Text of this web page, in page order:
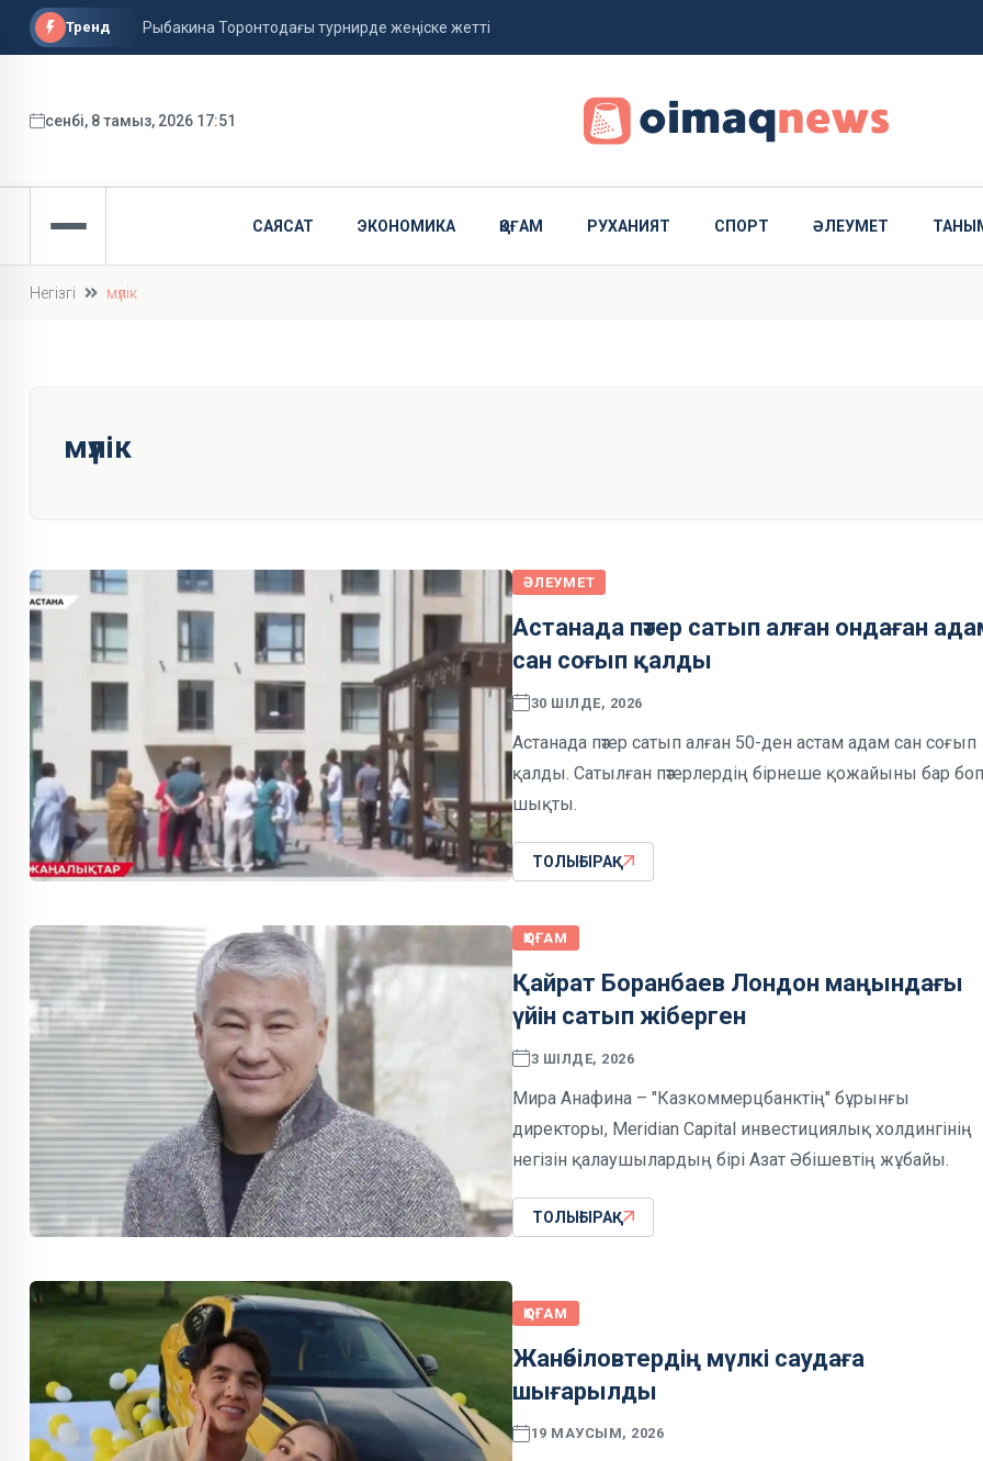
Тренд Рыбакина Торонтодағы турнирде жеңіске жетті
Украина КҚК нысандарға шабуыл жасамауға уәде берді
сенбі, 8 тамыз, 2026 17:51
САЯСАТ ЭКОНОМИКА ҚОҒАМ РУХАНИЯТ СПОРТ ӘЛЕУМЕТ
Негізгі мүлік
мүлік
ӘЛЕУМЕТ
Астанада пәтер сатып алған ондаған
сан соғып қалды
30 ШІЛДЕ, 2026
Астанада пәтер сатып алған 50-ден астам адам сан соғып
қалды. Сатылған пәтерлердің бірнеше қожайыны бар боп
шықты.
ТОЛЫҒЫРАҚ
ҚОҒАМ
Қайрат Боранбаев Лондон маңындағы
үйін сатып жіберген
3 ШІЛДЕ, 2026
Мира Анафина – "Казкоммерцбанктің" бұрынғы
директоры, Meridian Capital инвестициялық холдингінің
негізін қалаушылардың бірі Азат Әбішевтің жұбайы.
ТОЛЫҒЫРАҚ
ҚОҒАМ
Жанәбіловтердің мүлкі саудаға
шығарылды
19 МАУСЫМ, 2026